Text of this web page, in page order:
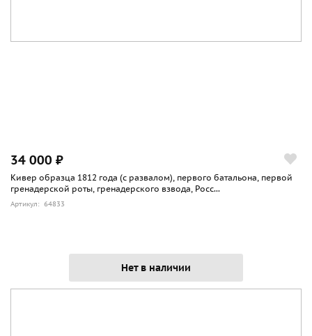
34 000 ₽
Кивер образца 1812 года (с развалом), первого батальона, первой
гренадерской роты, гренадерского взвода, Росс...
Артикул: 64833
Нет в наличии